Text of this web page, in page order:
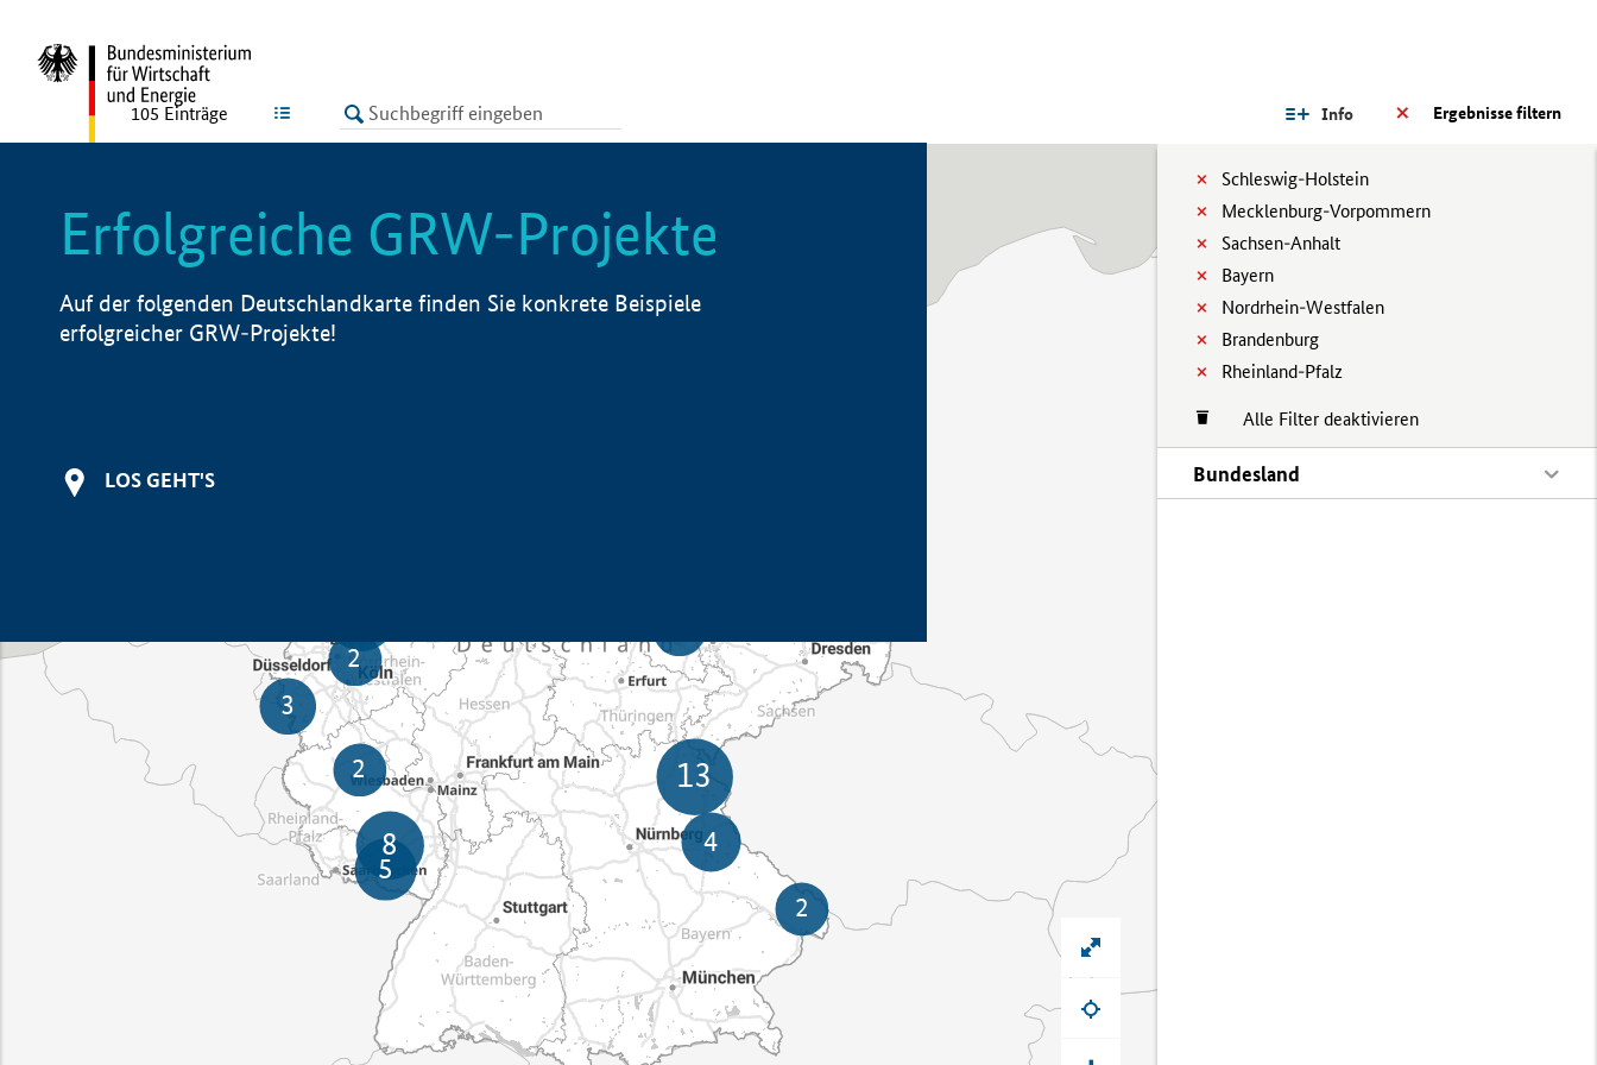
LISTE Ergebnisse filtern
Info
Schleswig-Holstein
Mecklenburg-Vorpommern
Sachsen-Anhalt
Bayern
Nordrhein-Westfalen
Brandenburg
Rheinland-Pfalz
Alle Filter deaktivieren
Bundesland
105 Einträge
Erfolgreiche GRW-Projekte
Auf der folgenden Deutschlandkarte finden Sie konkrete Beispiele
erfolgreicher GRW-Projekte!
LOS GEHT'S